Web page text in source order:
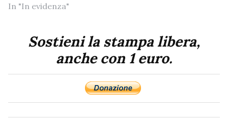
In "In evidenza"
Sostieni la stampa libera,
anche con 1 euro.